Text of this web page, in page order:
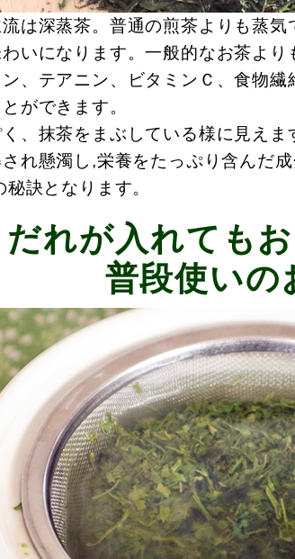
は深蒸茶。普通の煎茶よりも蒸
いになります。一般的なお茶よ
、テアニン、ビタミンＣ、食物
ができます。
、抹茶をまぶしている様に見え
れ懸濁し,栄養をたっぷり含んだ
訣となります。
だれが入れても
普段使いの